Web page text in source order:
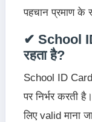
पहचान प्रमाण के
✔ School
रहता है?
School ID
पर निर्भर करती
लिए valid माना